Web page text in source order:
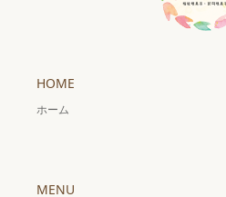
HOME
ホーム
MENU